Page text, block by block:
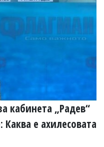
кабинета „Радев“
е ахилесовата